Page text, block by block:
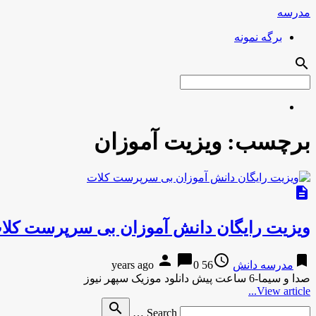
مدرسه
برگه نمونه
search
برچسب: ویزیت آموزان
description
ویزیت رایگان دانش آموزان بی سرپرست
bookmark مدرسه دانش access_time
56 years ago
person chat_bubble0
صدا و سیما-6 ساعت پیش دانلود موزیک سپهر نیوز
View article...
Search …
search